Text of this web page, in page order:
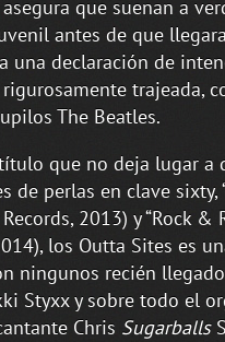
que suenan a
antes de que
una declaración de
trajeada,
The Beatles.
que no deja lugar a
de perlas en clave
2013) y “Rock &
los Outta Sites es
ningunos recién
Styxx y sobre todo el
Chris Sugarballs